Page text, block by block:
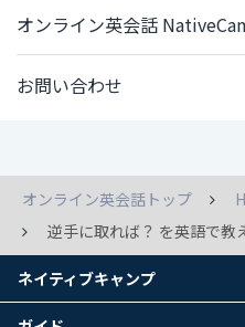
オンライン英会話
お問い合わせ
オンライン英会話トップ
逆手に取れば？ を英語で教
ネイティブキャンプ